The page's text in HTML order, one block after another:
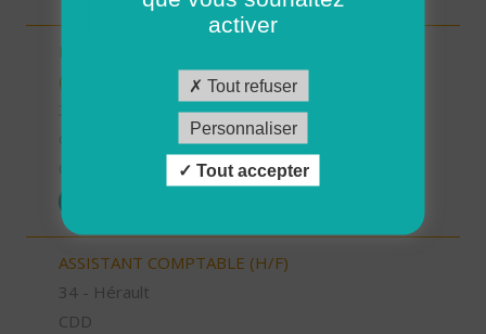
INTERVENANT.E A DOMICILE - VAL D'ANAST
(H/F)
35 - Ille-et-Vilaine
ASSISTANT COMPTABLE (H/F)
34 - Hérault
CDD
activer
Tout refuser
Personnaliser
Tout accepter